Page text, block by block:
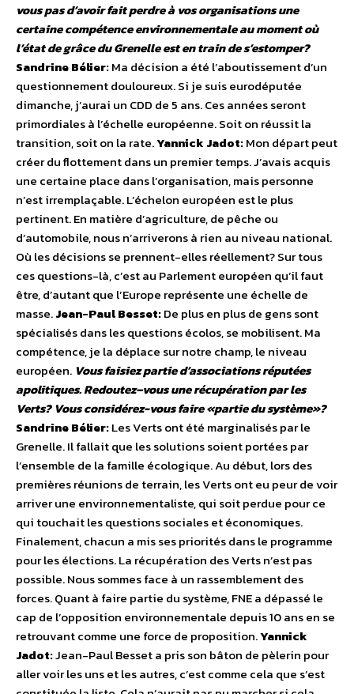
vous pas d’avoir fait perdre à vos organisations une
certaine compétence environnementale au moment où
l’état de grâce du Grenelle est en train de s’estomper?
Sandrine Bélier:Ma décision a été l’aboutissement d’un
questionnement douloureux. Si je suis eurodéputée
dimanche, j’aurai un CDD de 5 ans. Ces années seront
primordiales à l’échelle européenne. Soit on réussit la
transition, soit on la rate.Yannick Jadot:Mon départ peut
créer du flottement dans un premier temps. J’avais acquis
une certaine place dans l’organisation, mais personne
n’est irremplaçable. L’échelon européen est le plus
pertinent. En matière d’agriculture, de pêche ou
d’automobile, nous n’arriverons à rien au niveau national.
Où les décisions se prennent-elles réellement? Sur tous
ces questions-là, c’est au Parlement européen qu’il faut
être, d’autant que l’Europe représente une échelle de
masse.Jean-Paul Besset:De plus en plus de gens sont
spécialisés dans les questions écolos, se mobilisent. Ma
compétence, je la déplace sur notre champ, le niveau
européen. Vous faisiez partie d’associations réputées
apolitiques. Redoutez–vous une récupération par les
Verts? Vous considérez-vous faire «partie du système»?
Sandrine Bélier:Les Verts ont été marginalisés par le
Grenelle. Il fallait que les solutions soient portées par
l’ensemble de la famille écologique. Au début, lors des
premières réunions de terrain, les Verts ont eu peur de voir
arriver une environnementaliste, qui soit perdue pour ce
qui touchait les questions sociales et économiques.
Finalement, chacun a mis ses priorités dans le programme
pour les élections. La récupération des Verts n’est pas
possible. Nous sommes face à un rassemblement des
forces. Quant à faire partie du système, FNE a dépassé le
cap de l’opposition environnementale depuis 10 ans en se
retrouvant comme une force de proposition.Yannick
Jadot:Jean-Paul Besset a pris son bâton de pèlerin pour
aller voir les uns et les autres, c’est comme cela que s’est